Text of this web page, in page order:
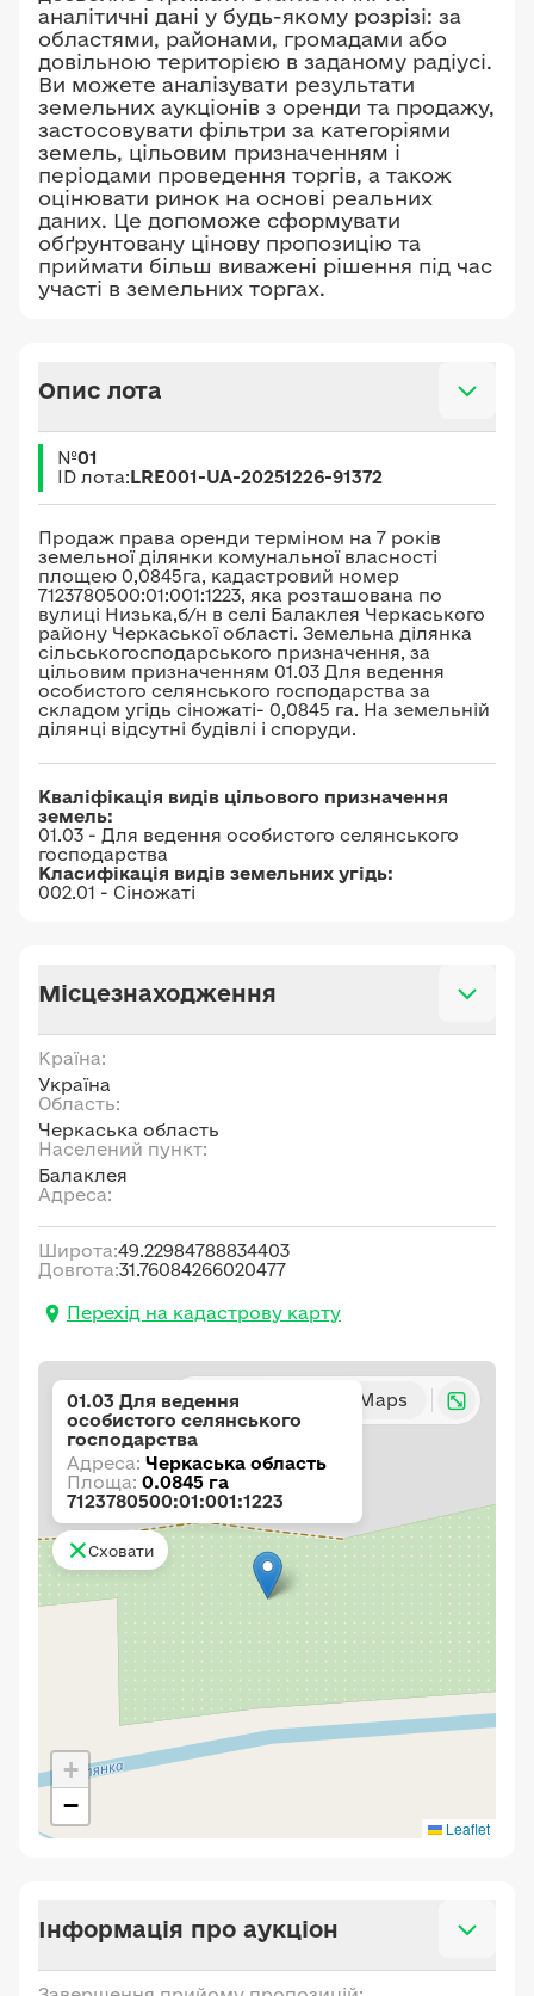
аналітичні дані у будь-якому розрізі: за
областями, районами, громадами або
довільною територією в заданому радіусі.
Ви можете аналізувати результати
земельних аукціонів з оренди та продажу,
застосовувати фільтри за категоріями
земель, цільовим призначенням і
періодами проведення торгів, а також
оцінювати ринок на основі реальних
даних. Це допоможе сформувати
обґрунтовану цінову пропозицію та
приймати більш виважені рішення під час
участі в земельних торгах.
Опис лота
№01
ID лота:LRE001-UA-20251226-91372
Продаж права оренди терміном на 7 років
земельної ділянки комунальної власності
площею 0,0845га, кадастровий номер
7123780500:01:001:1223, яка розташована по
вулиці Низька,б/н в селі Балаклея Черкаського
району Черкаської області. Земельна ділянка
сільськогосподарського призначення, за
цільовим призначенням 01.03 Для ведення
особистого селянського господарства за
складом угідь сіножаті- 0,0845 га. На земельній
ділянці відсутні будівлі і споруди.
Кваліфікація видів цільового призначення
земель:
01.03 - Для ведення особистого селянського
господарства
Класифікація видів земельних угідь:
002.01 - Сіножаті
Місцезнаходження
Країна:
Україна
Область:
Черкаська область
Населений пункт:
Балаклея
Адреса:
Широта:49.22984788834403
Довгота:31.76084266020477
Перехід на кадастрову карту
Карта Google Maps
+
−
Leaflet
01.03 Для ведення
особистого селянського
господарства
Адреса: Черкаська область
Площа: 0.0845 га
7123780500:01:001:1223
Сховати
Інформація про аукціон